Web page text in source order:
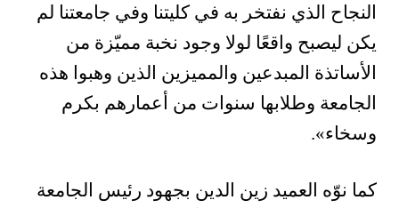
النجاح الذي نفتخر به في كليتنا وفي جامعتنا لم
يكن ليصبح واقعًا لولا وجود نخبة مميّزة من
الأساتذة المبدعين والمميزين الذين وهبوا هذه
الجامعة وطلابها سنوات من أعمارهم بكرم
وسخاء».
كما نوّه العميد زين الدين بجهود رئيس الجامعة